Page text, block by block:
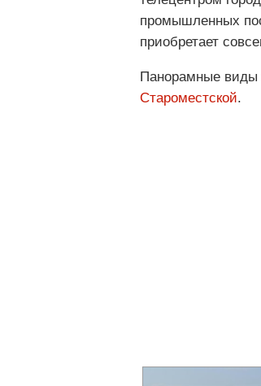
промышленных
приобретает
Панорамные виды
Староместской.